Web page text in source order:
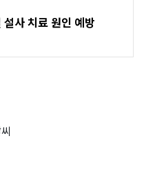
사 치료 원인 예방